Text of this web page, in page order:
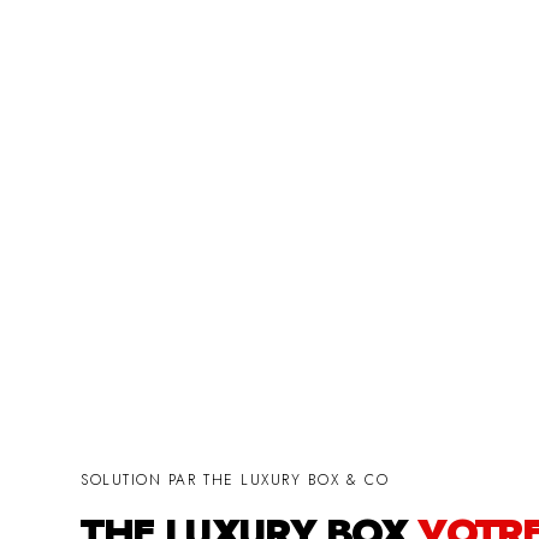
SOLUTION PAR THE LUXURY BOX & CO